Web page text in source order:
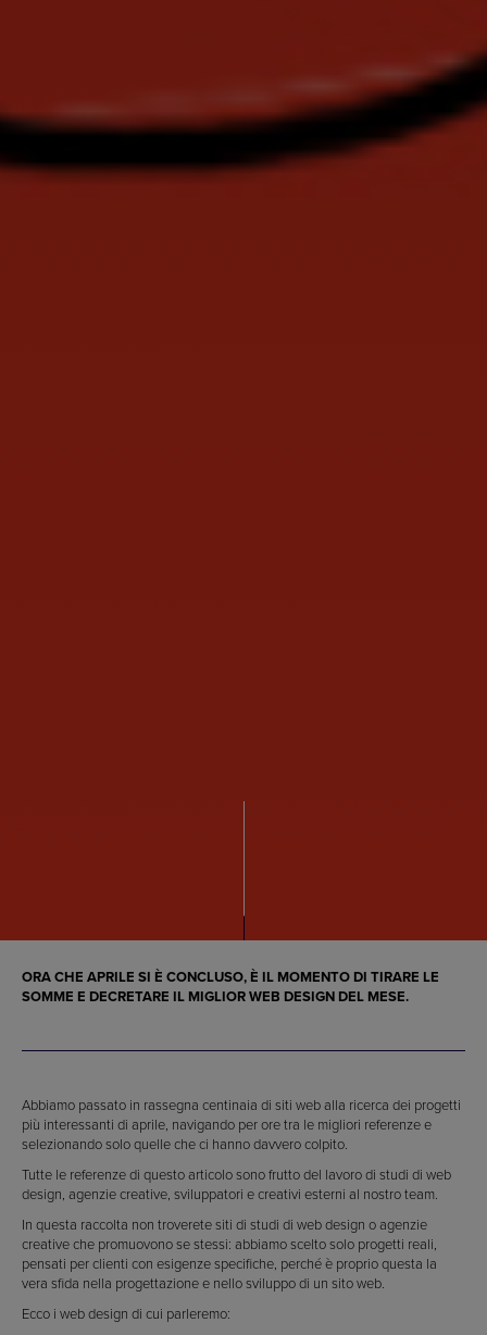
ORA CHE APRILE SI È CONCLUSO, È IL MOMENTO DI TIRARE LE
SOMME E DECRETARE IL MIGLIOR WEB DESIGN DEL MESE.
Abbiamo passato in rassegna centinaia di siti web alla ricerca dei progetti
più interessanti di aprile, navigando per ore tra le migliori referenze e
selezionando solo quelle che ci hanno davvero colpito.
Tutte le referenze di questo articolo sono frutto del lavoro di studi di web
design, agenzie creative, sviluppatori e creativi esterni al nostro team.
In questa raccolta non troverete siti di studi di web design o agenzie
creative che promuovono se stessi: abbiamo scelto solo progetti reali,
pensati per clienti con esigenze specifiche, perché è proprio questa la
vera sfida nella progettazione e nello sviluppo di un sito web.
Ecco i web design di cui parleremo: